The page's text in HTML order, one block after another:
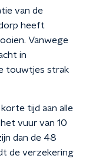
van de
heeft
Vanwege
in
touwtjes strak
tijd aan alle
vuur van 10
dan de 48
de verzekering